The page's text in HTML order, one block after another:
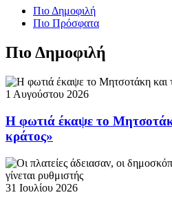
Πιο Δημοφιλή
Πιο Πρόσφατα
Πιο Δημοφιλή
1 Αυγούστου 2026
Η φωτιά έκαψε το
κράτος»
31 Ιουλίου 2026